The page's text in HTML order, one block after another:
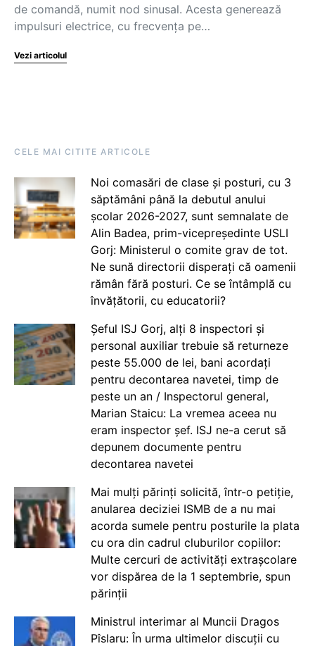
de comandă, numit nod sinusal. Acesta generează
impulsuri electrice, cu frecvența pe…
Vezi articolul
CELE MAI CITITE ARTICOLE
Noi comasări de clase și posturi, cu 3
săptămâni până la debutul anului
școlar 2026-2027, sunt semnalate de
Alin Badea, prim-vicepreședinte USLI
Gorj: Ministerul o comite grav de tot.
Ne sună directorii disperați că oamenii
rămân fără posturi. Ce se întâmplă cu
învățătorii, cu educatorii?
Șeful ISJ Gorj, alți 8 inspectori și
personal auxiliar trebuie să returneze
peste 55.000 de lei, bani acordați
pentru decontarea navetei, timp de
peste un an / Inspectorul general,
Marian Staicu: La vremea aceea nu
eram inspector șef. ISJ ne-a cerut să
depunem documente pentru
decontarea navetei
Mai mulți părinți solicită, într-o petiție,
anularea deciziei ISMB de a nu mai
acorda sumele pentru posturile la plata
cu ora din cadrul cluburilor copiilor:
Multe cercuri de activități extrașcolare
vor dispărea de la 1 septembrie, spun
părinții
Ministrul interimar al Muncii Dragos
Pîslaru: În urma ultimelor discuții cu